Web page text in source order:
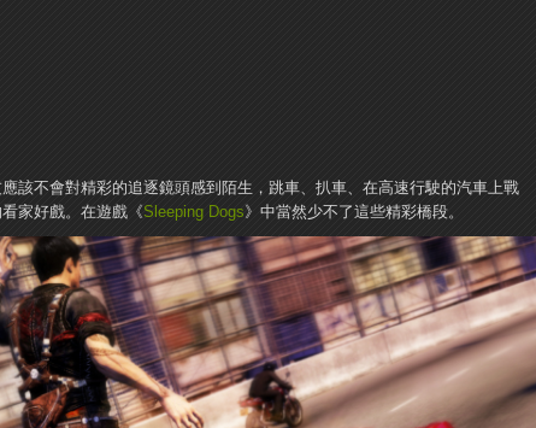
該不會對精彩的追逐鏡頭感到陌生，跳車、扒車、在高速行駛的汽車上戰
家好戲。在遊戲《Sleeping Dogs》中當然少不了這些精彩橋段。